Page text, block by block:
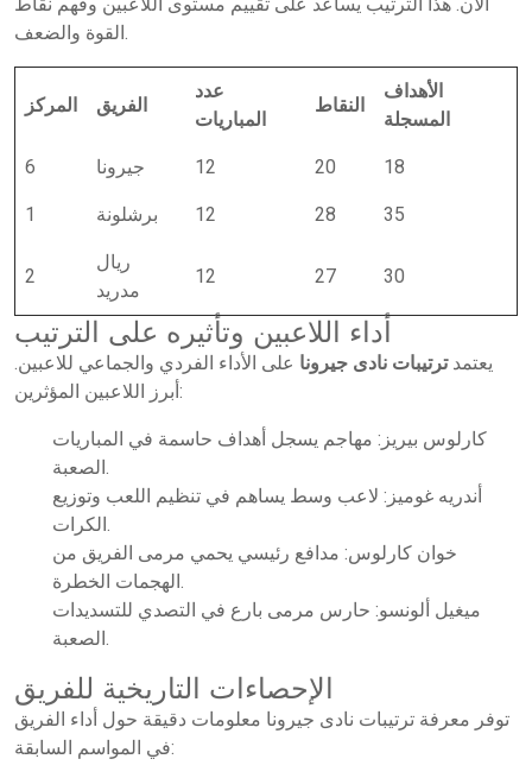
القوة والضعف.
المركز الفريق
عدد
المباريات
النقاط
الأهداف
المسجلة
6 جيرونا 12 20 18
1 برشلونة 12 28 35
2
ريال
مدريد
12 27 30
أداء اللاعبين وتأثيره على الترتيب
يعتمدترتيبات نادى جيرونا على الأداء الفردي والجماعي للاعبين.
أبرز اللاعبين المؤثرين:
كارلوس بيريز: مهاجم يسجل أهداف حاسمة في المباريات
الصعبة.
أندريه غوميز: لاعب وسط يساهم في تنظيم اللعب وتوزيع
الكرات.
خوان كارلوس: مدافع رئيسي يحمي مرمى الفريق من
الهجمات الخطرة.
ميغيل ألونسو: حارس مرمى بارع في التصدي للتسديدات
الصعبة.
الإحصاءات التاريخية للفريق
توفر معرفة ترتيبات نادى جيرونا معلومات دقيقة حول أداء الفريق
في المواسم السابقة: